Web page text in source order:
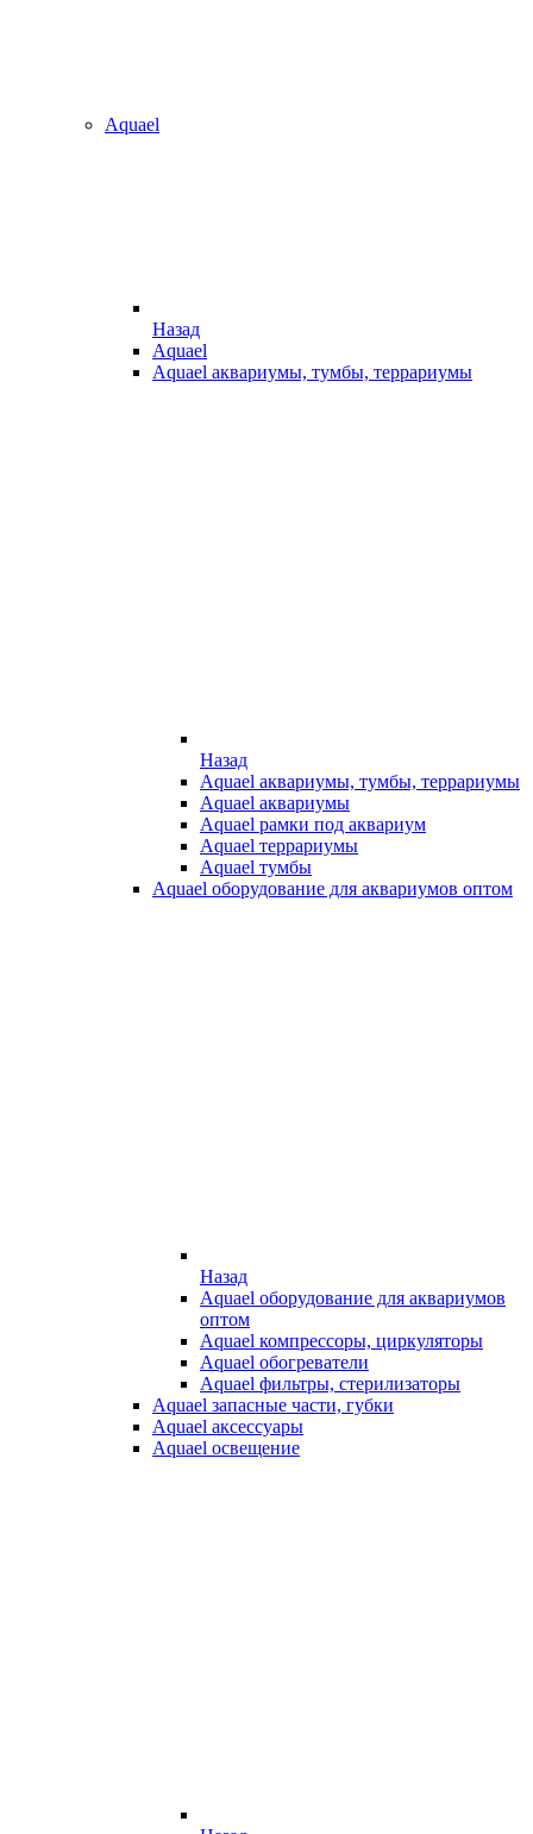
Aquael
Назад
Aquael
Aquael аквариумы, тумбы, террариумы
Назад
Aquael аквариумы, тумбы, террариумы
Aquael аквариумы
Aquael рамки под аквариум
Aquael террариумы
Aquael тумбы
Aquael оборудование для аквариумов оптом
Назад
Aquael оборудование для аквариумов
оптом
Aquael компрессоры, циркуляторы
Aquael обогреватели
Aquael фильтры, стерилизаторы
Aquael запасные части, губки
Aquael аксессуары
Aquael освещение